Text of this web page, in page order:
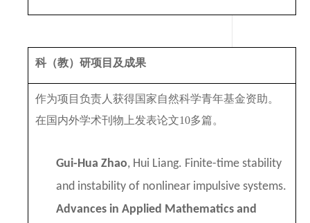
科（教）研项目及成果
作为项目负责人获得国家自然科学青年基金资助。
在国内外学术刊物上发表论文10多篇。
Gui-Hua Zhao, Hui Liang. Finite-time stability
and instability of nonlinear impulsive systems.
Advances in Applied Mathematics and